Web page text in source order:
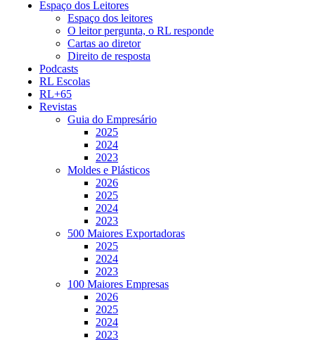
Espaço dos Leitores
Espaço dos leitores
O leitor pergunta, o RL responde
Cartas ao diretor
Direito de resposta
Podcasts
RL Escolas
RL+65
Revistas
Guia do Empresário
2025
2024
2023
Moldes e Plásticos
2026
2025
2024
2023
500 Maiores Exportadoras
2025
2024
2023
100 Maiores Empresas
2026
2025
2024
2023